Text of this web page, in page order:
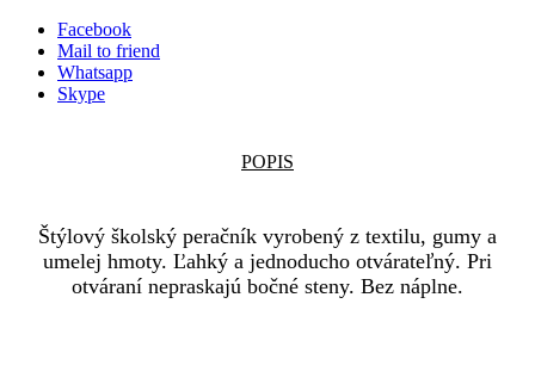
Facebook
Mail to friend
Whatsapp
Skype
POPIS
Štýlový školský peračník vyrobený z textilu, gumy a
umelej hmoty. Ľahký a jednoducho otvárateľný. Pri
otváraní nepraskajú bočné steny. Bez náplne.